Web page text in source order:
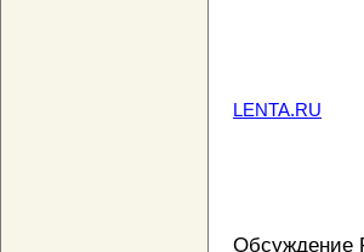
LENTA.RU
Обсуждение